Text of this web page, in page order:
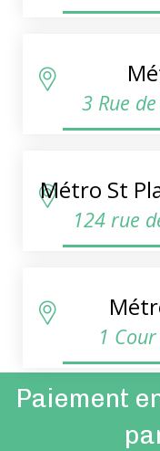
3 Rue
Métro St
124 rue
1
Paiement